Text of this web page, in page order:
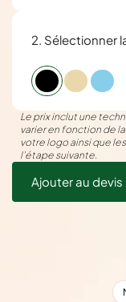
2. Sélectionner
Le prix inclut une
varier en fonction de
votre logo ainsi que
l’étape suivante.
Ajouter au devis